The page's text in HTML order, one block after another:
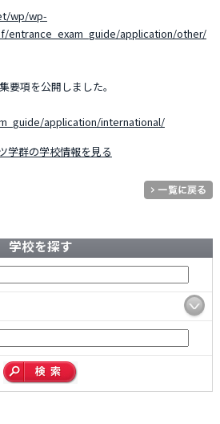
wp/wp-
application/other/
項を公開しました。
application/international/
学群の学校情報を見る
学校を探す